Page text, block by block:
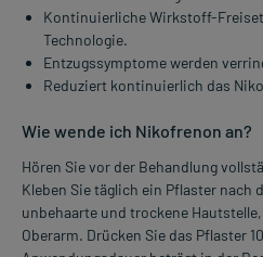
Kontinuierliche Wirkstoff-
Technologie.
Entzugssymptome werden
Reduziert kontinuierlich das
Wie wende ich Nikofrenon an?
Hören Sie vor der Behandlung
Kleben Sie täglich ein Pflaster nach
unbehaarte und trockene
Oberarm. Drücken Sie das Pflaster